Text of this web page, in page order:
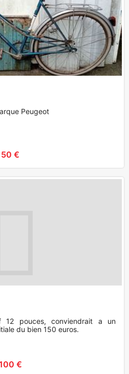
Peugeot
50 €
12 pouces, conviendrait a un
du bien 150 euros.
€